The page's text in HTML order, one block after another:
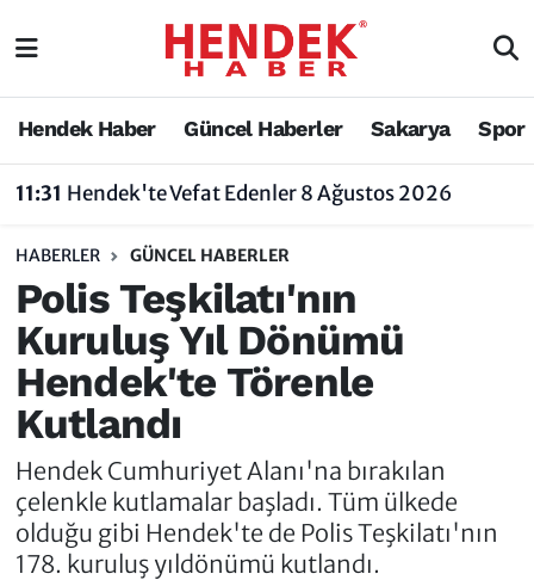
Hendek Haber Güncel Haberler Sakarya Spor
11:31 Hendek'te Vefat Edenler 8 Ağustos 2026
HABERLER GÜNCEL HABERLER
Polis Teşkilatı'nın
Kuruluş Yıl Dönümü
Hendek'te Törenle
Kutlandı
Hendek Cumhuriyet Alanı'na bırakılan
çelenkle kutlamalar başladı. Tüm ülkede
olduğu gibi Hendek'te de Polis Teşkilatı'nın
178. kuruluş yıldönümü kutlandı.
Hendek Haber
Nöbetçi Eczaneler
Vefat Edenler
Hendek Haber
Hakkında
Hendek Haber Reklam Servisi
Künye
İletişim
Sakarya Nöbetçi Eczaneler
Sakarya Trafik Yoğunluk Haritası
Tüm Manşetler
Son Dakika Haberleri
Haber Arşivi